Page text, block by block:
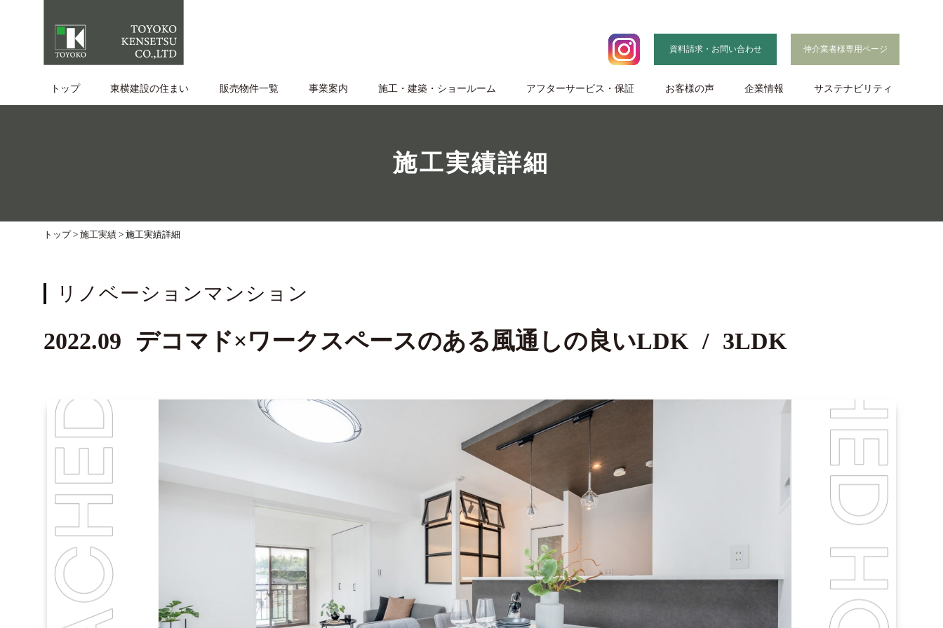
資料請求・お問い合わせ 仲介業者様専用ページ
トップ 東横建設の住まい 販売物件⼀覧 事業案内 施⼯・建築・ショールーム アフターサービス・保証 お客様の声 企業情報 サステナビリティ
施工実績詳細
トップ> 施工実績 >
リノベーションマンション
2022.09 デコマド×ワークスペースのある風通しの良いLDK / 3LDK